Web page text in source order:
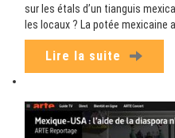
sur les étals d’un tianguis
les locaux ? La potée mexicaine
Lire la suite